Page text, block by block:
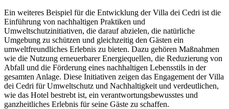
Ein weiteres Beispiel für die Entwicklung der Villa dei Cedri ist die
Einführung von nachhaltigen Praktiken und
Umweltschutzinitiativen, die darauf abzielen, die natürliche
Umgebung zu schützen und gleichzeitig den Gästen ein
umweltfreundliches Erlebnis zu bieten. Dazu gehören Maßnahmen
wie die Nutzung erneuerbarer Energiequellen, die Reduzierung von
Abfall und die Förderung eines nachhaltigen Lebensstils in der
gesamten Anlage. Diese Initiativen zeigen das Engagement der Villa
dei Cedri für Umweltschutz und Nachhaltigkeit und verdeutlichen,
wie das Hotel bestrebt ist, ein verantwortungsbewusstes und
ganzheitliches Erlebnis für seine Gäste zu schaffen.